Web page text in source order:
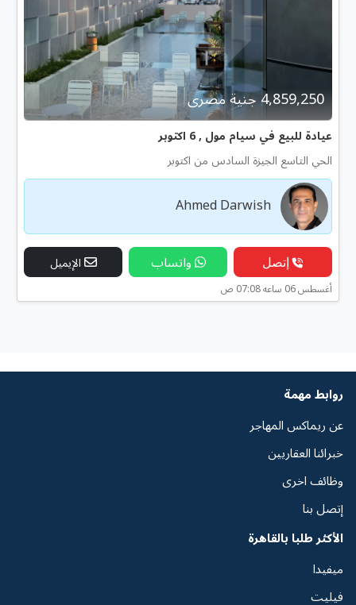
4,859,250 جنية مصرى
عيادة للبيع في سيام مول , 6 اكتوبر
الحي التاسع الجيزة السادس من اكتوبر
Ahmed Darwish
إتصل واتساب الإيميل
أغسطس 06 ساعه 07:08 ص
روابط مهمة
عن ريماكس المهاجر
خبرائنا العقاريين
وظائف اخرى
إتصل بنا
الأكثر طلبا بالقاهرة
ميفيدا
فيليت